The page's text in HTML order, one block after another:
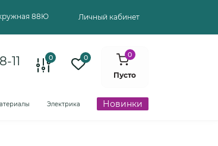
88Ю Личный кабинет
11 0 0 0
Пусто
Электрика Новинки